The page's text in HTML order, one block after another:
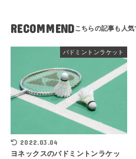
RECOMMEND
バドミントンラケット
2022.03.04
ヨネックスのバドミントンラケッ